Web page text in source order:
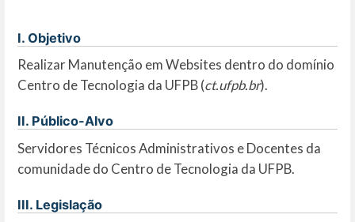
I. Objetivo
Realizar Manutenção em Websites dentro do domínio
Centro de Tecnologia da UFPB (ct.ufpb.br).
II. Público-Alvo
Servidores Técnicos Administrativos e Docentes da
comunidade do Centro de Tecnologia da UFPB.
III. Legislação